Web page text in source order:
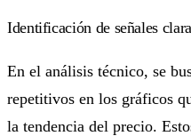
Identificación de señales
En el análisis técnico, se
repetitivos en los gráficos
la tendencia del precio.